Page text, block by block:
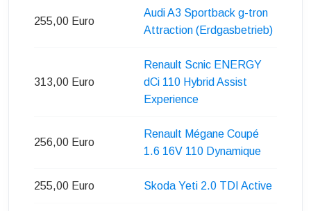
255,00 Euro
Audi A3 Sportback g-tron
Attraction (Erdgasbetrieb)
313,00 Euro
Renault Scnic ENERGY
dCi 110 Hybrid Assist
Experience
256,00 Euro
Renault Mégane Coupé
1.6 16V 110 Dynamique
255,00 Euro Skoda Yeti 2.0 TDI Active